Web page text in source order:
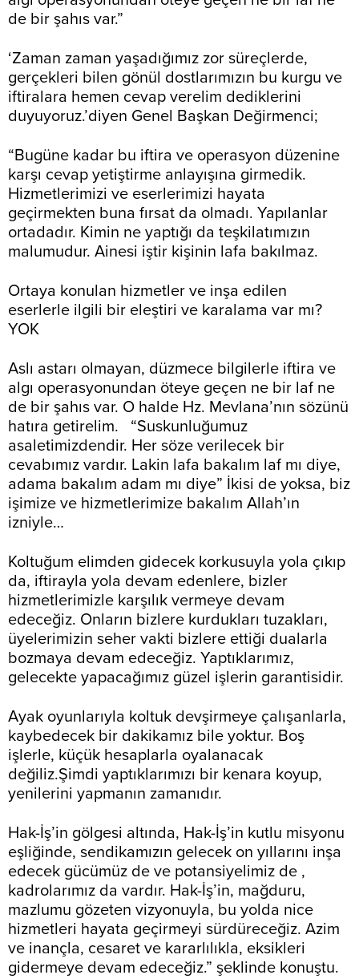
de bir şahıs var.”
‘Zaman zaman yaşadığımız zor süreçlerde,
gerçekleri bilen gönül dostlarımızın bu kurgu ve
iftiralara hemen cevap verelim dediklerini
duyuyoruz.’diyen Genel Başkan Değirmenci;
“Bugüne kadar bu iftira ve operasyon düzenine
karşı cevap yetiştirme anlayışına girmedik.
Hizmetlerimizi ve eserlerimizi hayata
geçirmekten buna fırsat da olmadı. Yapılanlar
ortadadır. Kimin ne yaptığı da teşkilatımızın
malumudur. Ainesi iştir kişinin lafa bakılmaz.
Ortaya konulan hizmetler ve inşa edilen
eserlerle ilgili bir eleştiri ve karalama var mı?
YOK
Aslı astarı olmayan, düzmece bilgilerle iftira ve
algı operasyonundan öteye geçen ne bir laf ne
de bir şahıs var. O halde Hz. Mevlana’nın sözünü
hatıra getirelim. “Suskunluğumuz
asaletimizdendir. Her söze verilecek bir
cevabımız vardır. Lakin lafa bakalım laf mı diye,
adama bakalım adam mı diye” İkisi de yoksa, biz
işimize ve hizmetlerimize bakalım Allah’ın
izniyle…
Koltuğum elimden gidecek korkusuyla yola çıkıp
da, iftirayla yola devam edenlere, bizler
hizmetlerimizle karşılık vermeye devam
edeceğiz. Onların bizlere kurdukları tuzakları,
üyelerimizin seher vakti bizlere ettiği dualarla
bozmaya devam edeceğiz. Yaptıklarımız,
gelecekte yapacağımız güzel işlerin garantisidir.
Ayak oyunlarıyla koltuk devşirmeye çalışanlarla,
kaybedecek bir dakikamız bile yoktur. Boş
işlerle, küçük hesaplarla oyalanacak
değiliz.Şimdi yaptıklarımızı bir kenara koyup,
yenilerini yapmanın zamanıdır.
Hak-İş’in gölgesi altında, Hak-İş’in kutlu misyonu
eşliğinde, sendikamızın gelecek on yıllarını inşa
edecek gücümüz de ve potansiyelimiz de ,
kadrolarımız da vardır. Hak-İş’in, mağduru,
mazlumu gözeten vizyonuyla, bu yolda nice
hizmetleri hayata geçirmeyi sürdüreceğiz. Azim
ve inançla, cesaret ve kararlılıkla, eksikleri
gidermeye devam edeceğiz.” şeklinde konuştu.